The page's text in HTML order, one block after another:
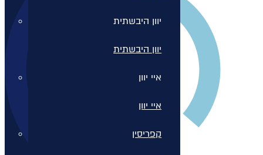
יוון היבשתית
יוון היבשתית
איי יוון
איי יוון
קפריסין